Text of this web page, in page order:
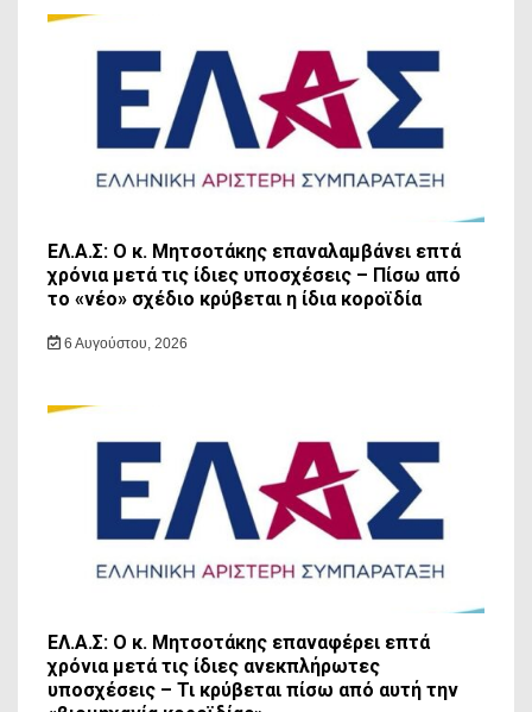
ΕΛ.Α.Σ: Ο κ. Μητσοτάκης επαναλαμβάνει επτά
χρόνια μετά τις ίδιες υποσχέσεις – Πίσω από
το «νέο» σχέδιο κρύβεται η ίδια κοροϊδία
6 Αυγούστου, 2026
ΕΛ.Α.Σ: Ο κ. Μητσοτάκης επαναφέρει επτά
χρόνια μετά τις ίδιες ανεκπλήρωτες
υποσχέσεις – Τι κρύβεται πίσω από αυτή την